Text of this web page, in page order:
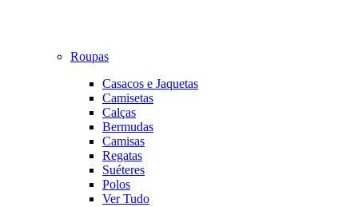
Roupas
Casacos e Jaquetas
Camisetas
Calças
Bermudas
Camisas
Regatas
Suéteres
Polos
Ver Tudo